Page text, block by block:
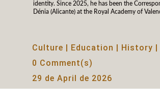
identity. Since 2025, he has been the
Dénia (Alicante) at the Royal Academy of
Culture | Education | History |
0 Comment(s)
29 de April de 2026